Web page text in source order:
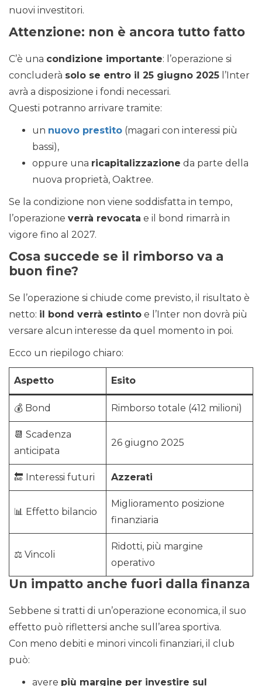
nuovi investitori.
Attenzione: non è ancora tutto fatto
C’è una condizione importante: l’operazione si
concluderà solo se entro il 25 giugno 2025 l’Inter
avrà a disposizione i fondi necessari.
Questi potranno arrivare tramite:
un nuovo prestito (magari con interessi più
bassi),
oppure una ricapitalizzazione da parte della
nuova proprietà, Oaktree.
Se la condizione non viene soddisfatta in tempo,
l’operazione verrà revocata e il bond rimarrà in
vigore fino al 2027.
Cosa succede se il rimborso va a
buon fine?
Se l’operazione si chiude come previsto, il risultato è
netto: il bond verrà estinto e l’Inter non dovrà più
versare alcun interesse da quel momento in poi.
Ecco un riepilogo chiaro:
Aspetto Esito
💰 Bond Rimborso totale (412 milioni)
📆 Scadenza
anticipata
26 giugno 2025
🔚 Interessi futuri Azzerati
📊 Effetto bilancio
Miglioramento posizione
finanziaria
⚖️ Vincoli
Ridotti, più margine
operativo
Un impatto anche fuori dalla finanza
Sebbene si tratti di un’operazione economica, il suo
effetto può riflettersi anche sull’area sportiva.
Con meno debiti e minori vincoli finanziari, il club
può:
avere più margine per investire sul